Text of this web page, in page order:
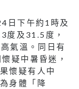
日下午約1時及
度及31.5度，
氣溫。同日有
疑中暑昏迷，
懷疑有人中
身體「降